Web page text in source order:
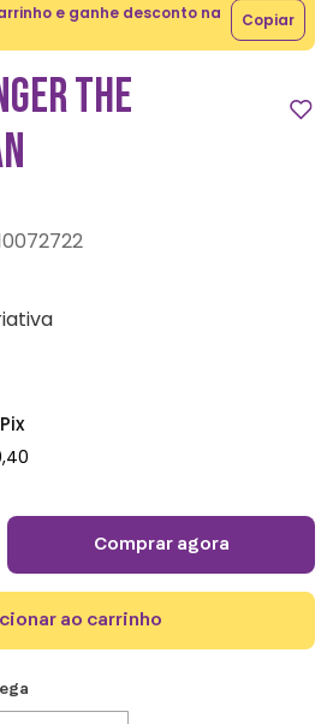
e ganhe desconto na
Copiar
THE
,40
comprar agora
ao carrinho